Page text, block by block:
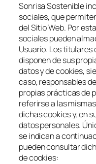
Sonrisa Sostenible
sociales, que
del Sitio Web. Por
sociales pueden
Usuario. Los titulares
disponen de sus
datos y de cookies,
caso, responsables
propias prácticas de
referirse a las
dichas cookies y, en
datos personales.
se indican a
pueden consultar
de cookies: